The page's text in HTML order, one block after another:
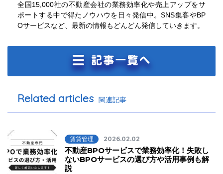
全国15,000社の不動産会社の業務効率化や売上アップをサ
ポートする中で得たノウハウを日々発信中。SNS集客やBP
Oサービスなど、最新の情報もどんどん発信していきます。
Related articles 関連記事
賃貸管理 2026.02.02
不動産BPOサービスで業務効率化！失敗し
ないBPOサービスの選び方や活用事例も解
説